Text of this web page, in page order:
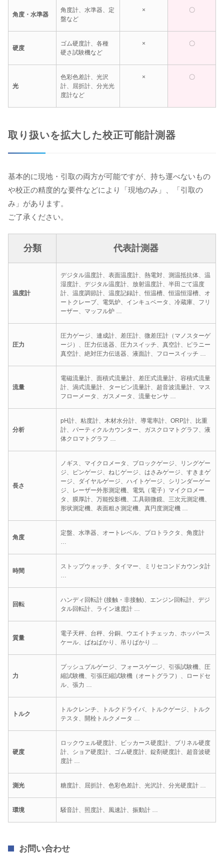
角度・水準器
角度計、水準器、定
盤など
× 〇
硬度
ゴム硬度計、各種
硬さ試験機など
× 〇
光
色彩色差計、光沢
計、屈折計、分光光
度計など
× 〇
取り扱いを拡大した校正可能計測器
基本的に現地・引取の両方が可能ですが、持ち運べないもの
や校正の精度的な要件などにより「現地のみ」、「引取の
み」があります。
ご了承ください。
分類 代表計測器
温度計
デジタル温度計、表面温度計、熱電対、測温抵抗体、温
湿度計、デジタル温度計、放射温度計、半田ごて温度
計、温度調節計、温度記録計、恒温槽、恒温恒湿槽、オ
ートクレーブ、電気炉、インキュベータ、冷蔵庫、フリ
ーザー、マッフル炉 …
圧力
圧力ゲージ、連成計、差圧計、微差圧計（マノスターゲ
ージ）、圧力伝送器、圧力スイッチ、真空計、ピラニー
真空計、絶対圧力伝送器、液面計、フロースイッチ …
流量
電磁流量計、面積式流量計、差圧式流量計、容積式流量
計、渦式流量計、タービン流量計、超音波流量計、マス
フローメータ、ガスメータ、流量センサ …
分析
pH計、粘度計、木材水分計、導電率計、ORP計、比重
計、パーティクルカウンター、ガスクロマトグラフ、液
体クロマトグラフ …
長さ
ノギス、マイクロメータ、ブロックゲージ、リングゲー
ジ、ピンゲージ、ねじゲージ、はさみゲージ、すきまゲ
ージ、ダイヤルゲージ、ハイトゲージ、シリンダーゲー
ジ、レーザー外形測定機、電気（電子）マイクロメー
タ、膜厚計、万能投影機、工具顕微鏡、三次元測定機、
形状測定機、表面粗さ測定機、真円度測定機 …
角度
定盤、水準器、オートレベル、プロトラクタ、角度計
時間
ストップウォッチ、タイマー、ミリセコンドカウンタ計
回転
ハンディ回転計 (接触・非接触)、エンジン回転計、デジ
タル回転計、ライン速度計 …
質量
電子天秤、台秤、分銅、ウエイトチェッカ、ホッパース
ケール、ばねばかり、吊りばかり …
力
プッシュプルゲージ、フォースゲージ、引張試験機、圧
縮試験機、引張圧縮試験機（オートグラフ）、ロードセ
ル、張力 …
トルク
トルクレンチ、トルクドライバ、トルクゲージ、トルク
テスタ、開栓トルクメータ …
硬度
ロックウェル硬度計、ビッカース硬度計、ブリネル硬度
計、ショア硬度計、ゴム硬度計、錠剤硬度計、超音波硬
度計 …
測光 糖度計、屈折計、色彩色差計、光沢計、分光硬度計 …
環境 騒音計、照度計、風速計、振動計 …
お問い合わせ